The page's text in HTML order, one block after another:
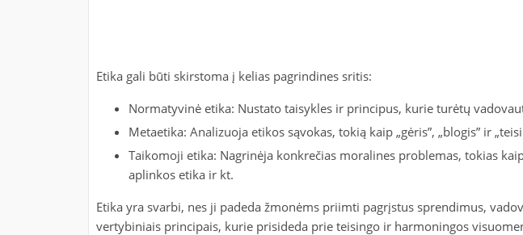
Etika gali būti skirstoma į kelias pagrindines sritis:
Normatyvinė etika: Nustato taisykles ir principus, kurie turėtų
Metaetika: Analizuoja etikos sąvokas, tokią kaip „gėris”, „blogis” ir
Taikomoji etika: Nagrinėja konkrečias moralines problemas, tokias
aplinkos etika ir kt.
Etika yra svarbi, nes ji padeda žmonėms priimti pagrįstus sprendimus,
vertybiniais principais, kurie prisideda prie teisingo ir harmoningos